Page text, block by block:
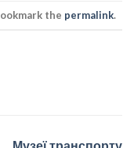
the permalink.
Музеї транспорту